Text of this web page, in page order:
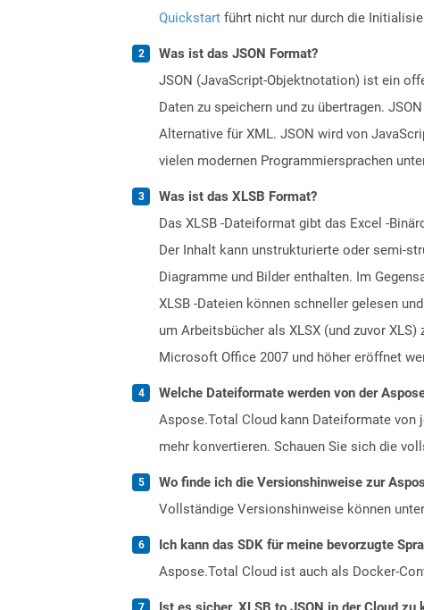
Quickstart führt nicht nur durch die
Was ist das JSON Format?
JSON (JavaScript-Objektnotation) ist ein
Daten zu speichern und zu übertragen.
Alternative für XML. JSON wird von
vielen modernen Programmiersprachen
Was ist das XLSB Format?
Das XLSB -Dateiformat gibt das Excel -
Der Inhalt kann unstrukturierte oder semi-
Diagramme und Bilder enthalten. Im
XLSB -Dateien können schneller gelesen
um Arbeitsbücher als XLSX (und zuvor
Microsoft Office 2007 und höher eröffnet
Welche Dateiformate werden von der
Aspose.Total Cloud kann Dateiformate von
mehr konvertieren. Schauen Sie sich die
Wo finde ich die Versionshinweise zur
Vollständige Versionshinweise können unter
Ich kann das SDK für meine bevorzugte
Aspose.Total Cloud ist auch als Docker-